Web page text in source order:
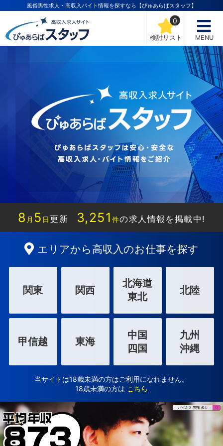
風俗男性求人・高収入バイト情報を探すなら【ぴゅあらばスタッフ】
検討リスト
0
MENU
8 月 5 日更新 3,251 件の求人情報を掲載中!
エリアから高収入のお仕事を探す
関東 関西
北海道
東北
北陸
甲信越 東海
中国
四国
九州
沖縄
当サイトは18歳未満の方はご利用になれません。
18歳未満の方は こちら